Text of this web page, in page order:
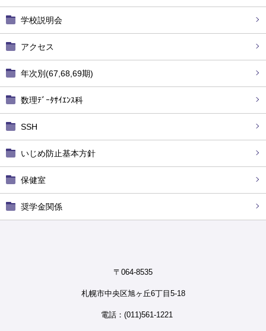
学校説明会
アクセス
年次別(67,68,69期)
数理ﾃﾞｰﾀｻｲｴﾝｽ科
SSH
いじめ防止基本方針
保健室
奨学金関係
〒064-8535
札幌市中央区旭ヶ丘6丁目5-18
電話：(011)561-1221